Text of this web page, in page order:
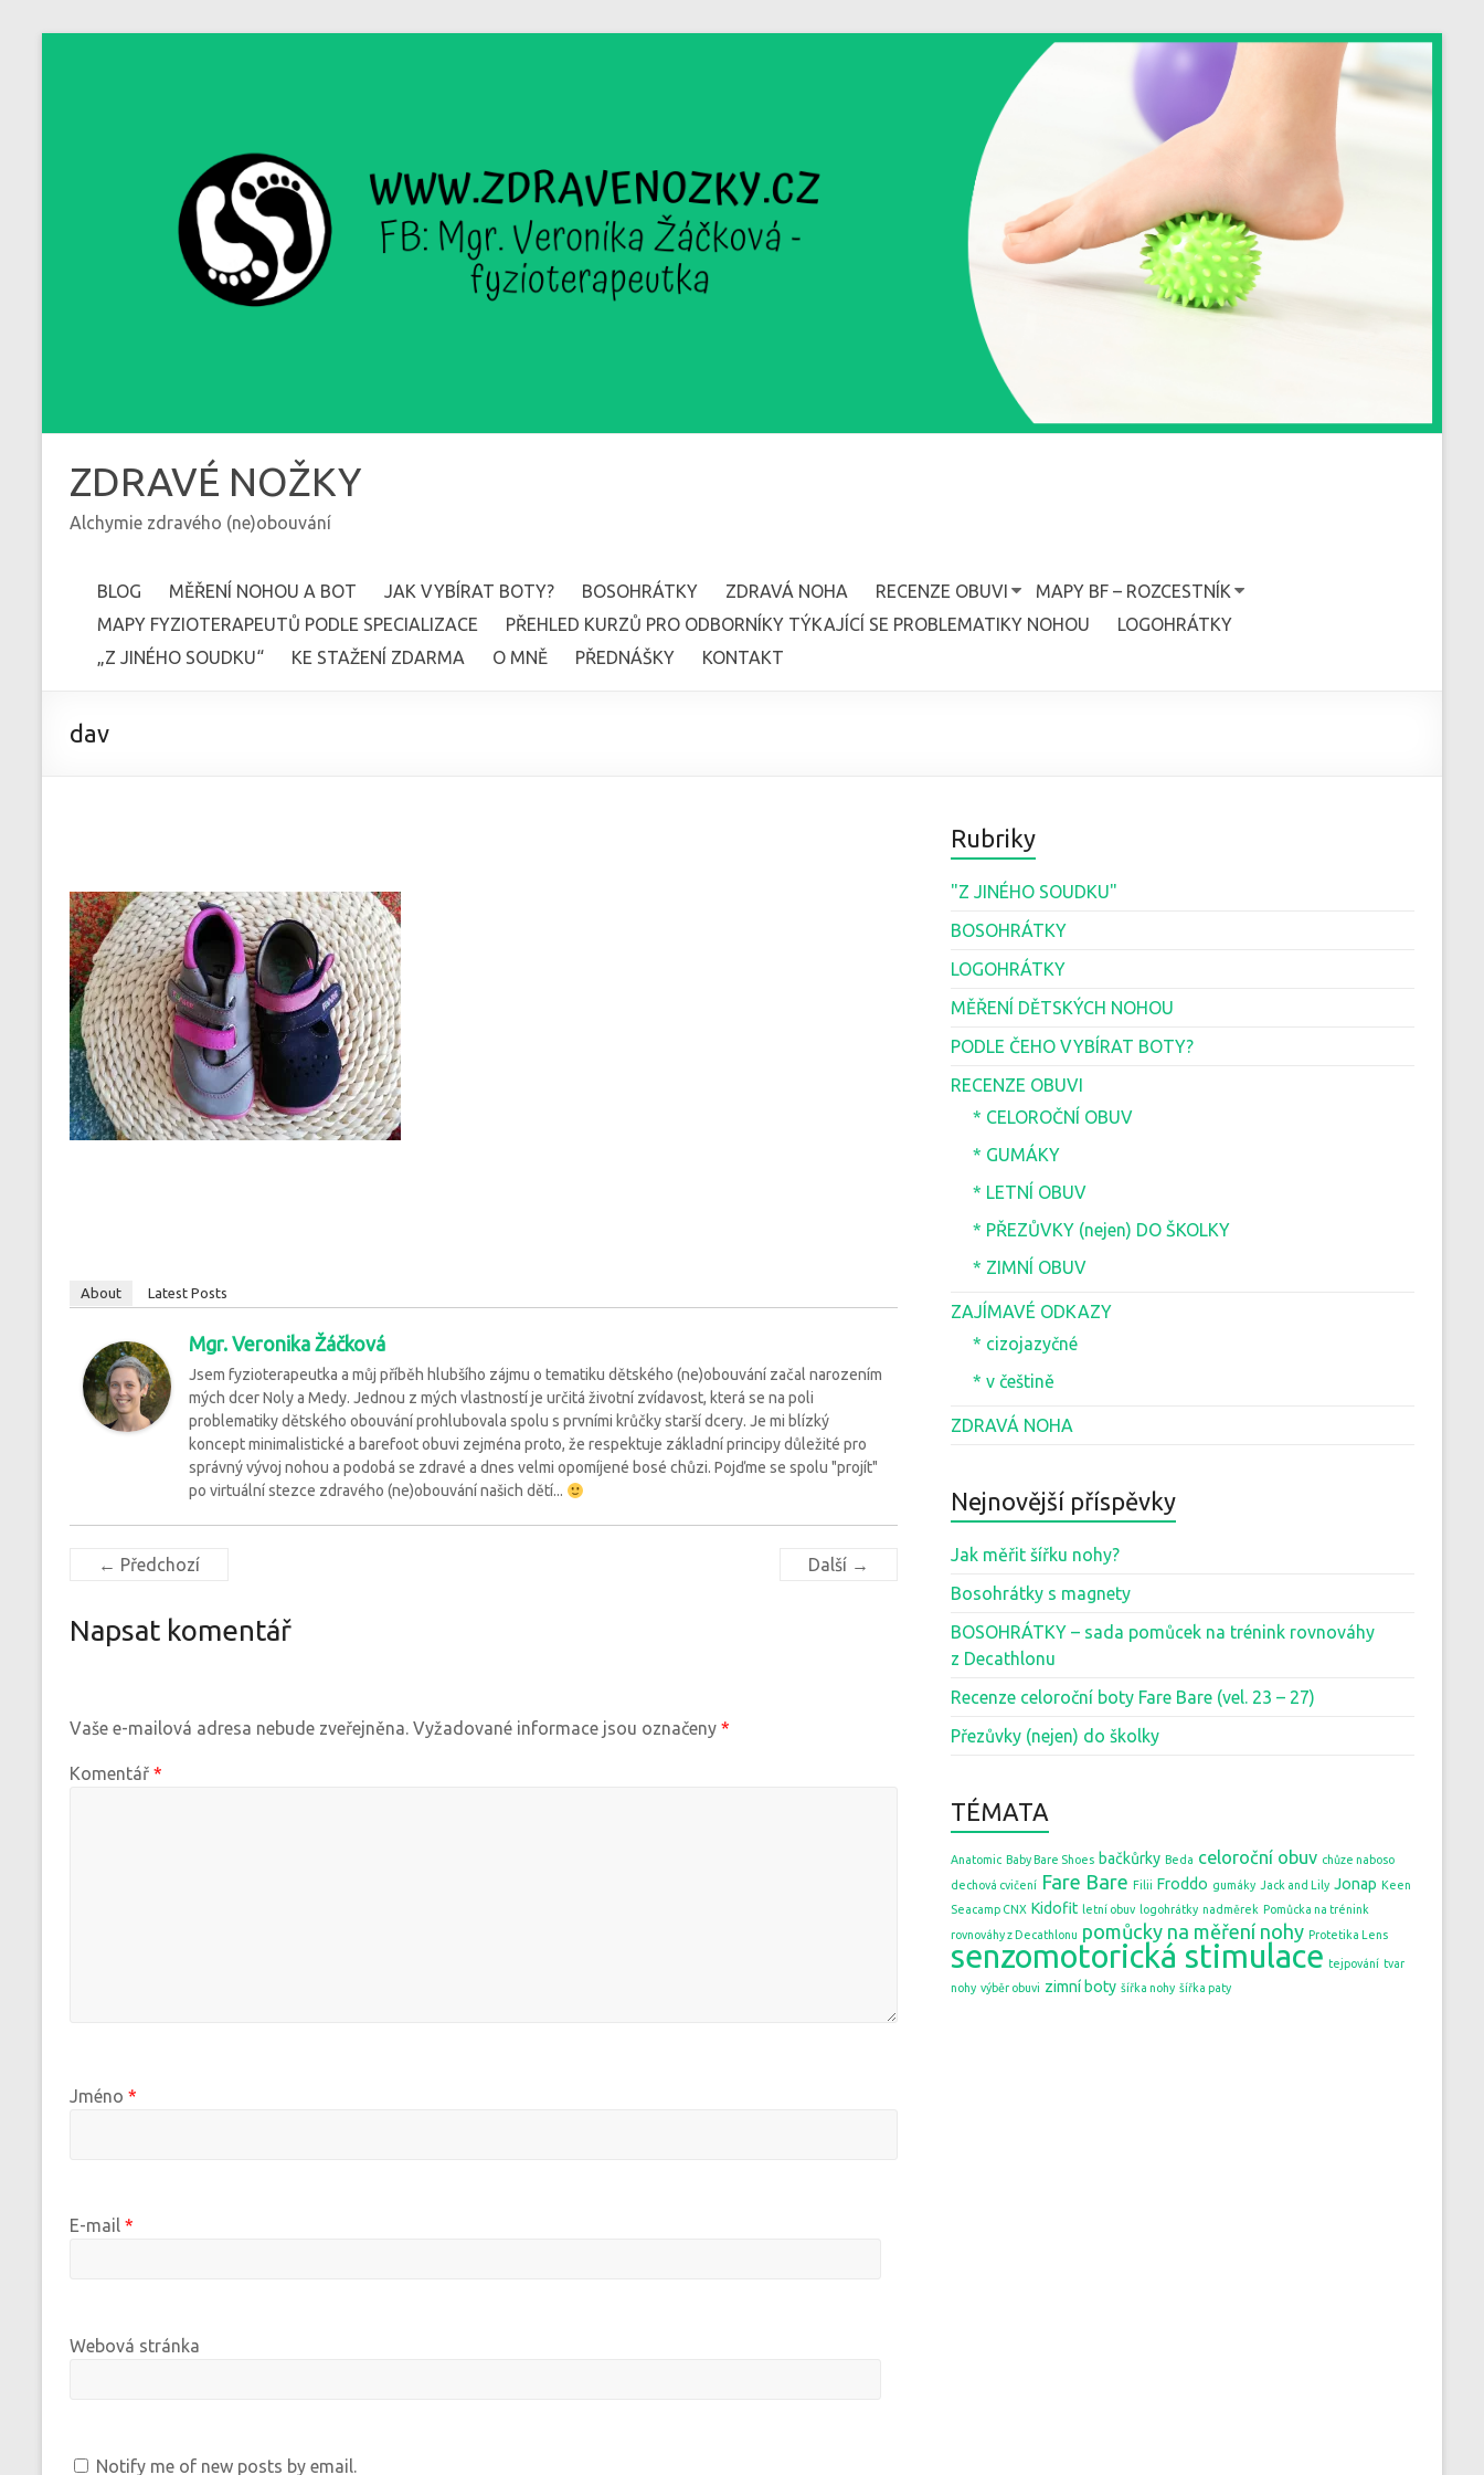
ZDRAVÉ NOŽKY
Alchymie zdravého (ne)obouvání
BLOG MĚŘENÍ NOHOU A BOT JAK VYBÍRAT BOTY? BOSOHRÁTKY ZDRAVÁ NOHA RECENZE OBUVI
MAPY BF – ROZCESTNÍK
MAPY FYZIOTERAPEUTŮ PODLE SPECIALIZACE
PŘEHLED KURZŮ PRO ODBORNÍKY TÝKAJÍCÍ SE PROBLEMATIKY NOHOU
LOGOHRÁTKY
„Z JINÉHO SOUDKU“
KE STAŽENÍ ZDARMA O MNĚ PŘEDNÁŠKY KONTAKT
dav
About Latest Posts
Mgr. Veronika Žáčková
Jsem fyzioterapeutka a můj příběh hlubšího zájmu o tematiku dětského (ne)obouvání začal narozením
mých dcer Noly a Medy. Jednou z mých vlastností je určitá životní zvídavost, která se na poli
problematiky dětského obouvání prohlubovala spolu s prvními krůčky starší dcery. Je mi blízký
koncept minimalistické a barefoot obuvi zejména proto, že respektuje základní principy důležité pro
správný vývoj nohou a podobá se zdravé a dnes velmi opomíjené bosé chůzi. Pojďme se spolu "projít"
po virtuální stezce zdravého (ne)obouvání našich dětí...
← Předchozí Další →
Napsat komentář
Vaše e-mailová adresa nebude zveřejněna. Vyžadované informace jsou označeny *
Komentář *
Jméno *
E-mail *
Webová stránka
Notify me of new posts by email.
Rubriky
"Z JINÉHO SOUDKU"
BOSOHRÁTKY
LOGOHRÁTKY
MĚŘENÍ DĚTSKÝCH NOHOU
PODLE ČEHO VYBÍRAT BOTY?
RECENZE OBUVI
* CELOROČNÍ OBUV
* GUMÁKY
* LETNÍ OBUV
* PŘEZŮVKY (nejen) DO ŠKOLKY
* ZIMNÍ OBUV
ZAJÍMAVÉ ODKAZY
* cizojazyčné
* v češtině
ZDRAVÁ NOHA
Nejnovější příspěvky
Jak měřit šířku nohy?
Bosohrátky s magnety
BOSOHRÁTKY – sada pomůcek na trénink rovnováhy
z Decathlonu
Recenze celoroční boty Fare Bare (vel. 23 – 27)
Přezůvky (nejen) do školky
TÉMATA
Anatomic Baby Bare Shoes bačkůrky Beda celoroční obuv chůze naboso
dechová cvičení Fare Bare Filii Froddo gumáky Jack and Lily Jonap Keen
Seacamp CNX Kidofit letní obuv logohrátky nadměrek Pomůcka na trénink
rovnováhy z Decathlonu pomůcky na měření nohy Protetika Lens
senzomotorická stimulace tejpování tvar
nohy výběr obuvi zimní boty šířka nohy šířka paty